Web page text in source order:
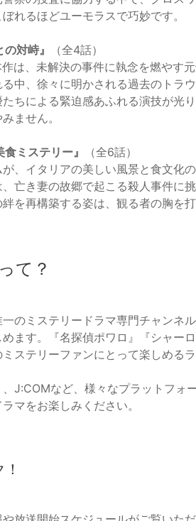
れるほどユーモラスで巧妙です。
対峙』
（全4話）
は、未解決の事件に執念を燃やす
中、徐々に明かされる過去のトラ
ちによる緊迫感あふれる演技が光
ません。
ミステリー』
（全6話）
、イタリアの美しい風景と食文化
亡き妻の故郷で起こる殺人事件に
を再構築する姿は、観る者の胸を打
て？
のミステリードラマ専門チャンネ
ます。『名探偵ポワロ』『シャー
ステリーファンにとって楽しめるラ
J:COMなど、様々なプラットフォ
マをお楽しみください。